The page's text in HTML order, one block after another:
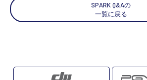
SPARK Q&Aの
一覧に戻る